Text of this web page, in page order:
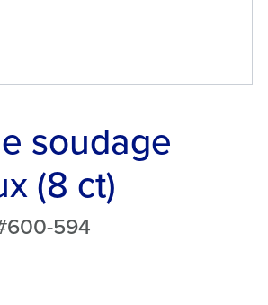
soudage
(8 ct)
594